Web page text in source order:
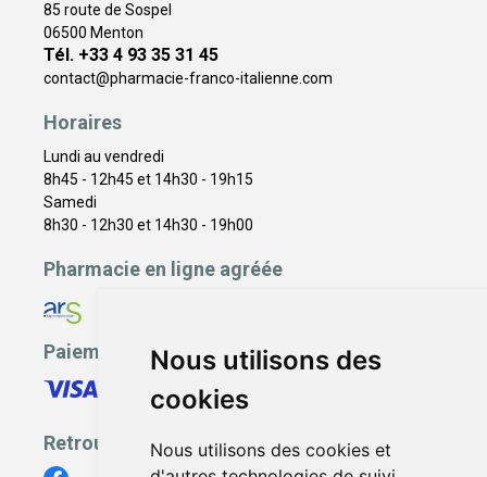
Nous utilisons des
cookies
Nous utilisons des cookies et
85 route de Sospel
06500 Menton
Tél. +33 4 93 35 31 45
contact@pharmacie-franco-italienne.com
Horaires
Lundi au vendredi
8h45 - 12h45 et 14h30 - 19h15
Samedi
8h30 - 12h30 et 14h30 - 19h00
Pharmacie en ligne agréée
Paiement sécurisé
Retrouvez-nous